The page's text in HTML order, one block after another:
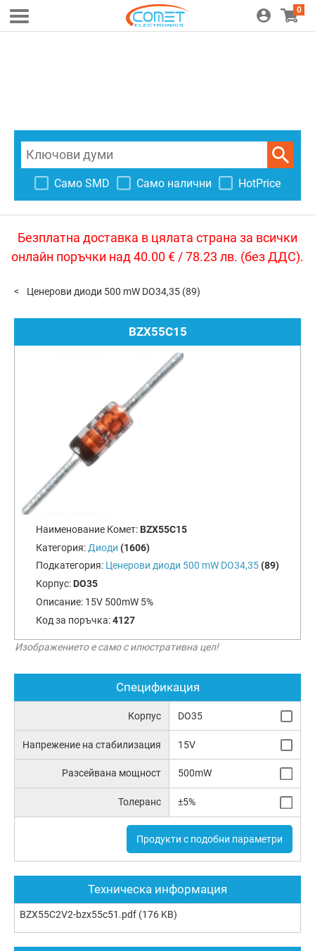
0
Само SMD Само налични HotPrice
Безплатна доставка в цялата страна за всички
онлайн поръчки над 40.00 € / 78.23 лв. (без ДДС).
Ценерови диоди 500 mW DO34,35 (89)
BZX55C15
Наименование Комет: BZX55C15
Категория: Диоди (1606)
Подкатегория: Ценерови диоди 500 mW DO34,35(89)
Корпус: DO35
Описание: 15V 500mW 5%
Код за поръчка:4127
Изображението е само с илюстративна цел!
Спецификация
Корпус DO35
Напрежение на стабилизация 15V
Разсейвана мощност 500mW
Толеранс ±5%
Продукти с подобни параметри
Техническа информация
BZX55C2V2-bzx55c51.pdf (176 KB)